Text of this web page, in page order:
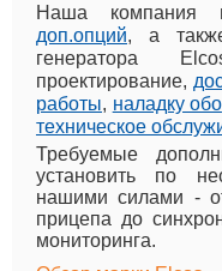
Наша компания
доп.опций, а
генератора
проектирование,
работы, наладку
техническое
Требуемые
установить по
нашими силами -
прицепа до
мониторинга.